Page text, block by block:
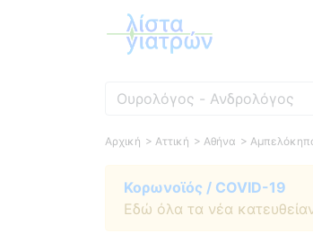
Ειδικότητα
Αρχική > Αττική > Αθήνα >
Κορωνοϊός / COVID-19
Εδώ όλα τα νέα